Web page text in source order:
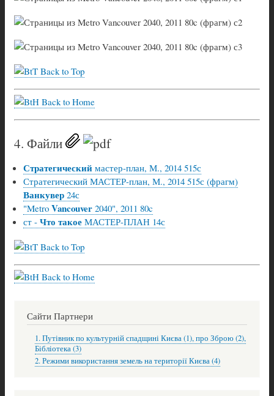
Back to Top
Back to Home
4. Файли
Стратегический мастер-план, М., 2014 515с
Стратегический МАСТЕР-план, М., 2014 515с (фрагм)
Ванкувер 24с
"Metro Vancouver 2040", 2011 80c
ст - Что такое МАСТЕР-ПЛАН 14с
Back to Top
Back to Home
Сайти Партнери
1. Путівник по культурній спадщині Києва (1), про Зброю (2),
Бібліотека (3)
2. Режими використання земель на території Києва (4)